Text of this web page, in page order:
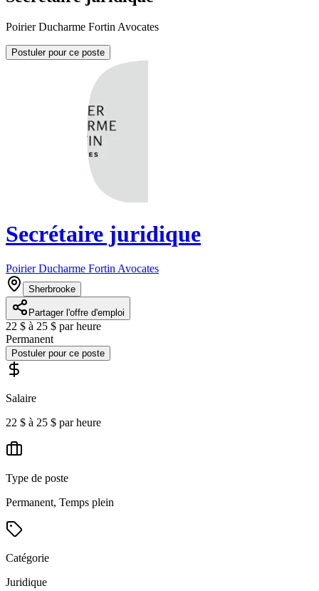
Poirier Ducharme Fortin Avocates
Postuler pour ce poste
Secrétaire juridique
Poirier Ducharme Fortin Avocates
Sherbrooke
Partager l'offre d'emploi
22 $ à 25 $ par heure
Permanent
Postuler pour ce poste
Salaire
22 $ à 25 $ par heure
Type de poste
Permanent, Temps plein
Catégorie
Juridique